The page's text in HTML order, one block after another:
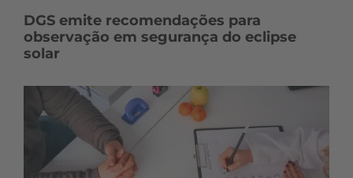
DGS emite recomendações para
observação em segurança do eclipse
solar